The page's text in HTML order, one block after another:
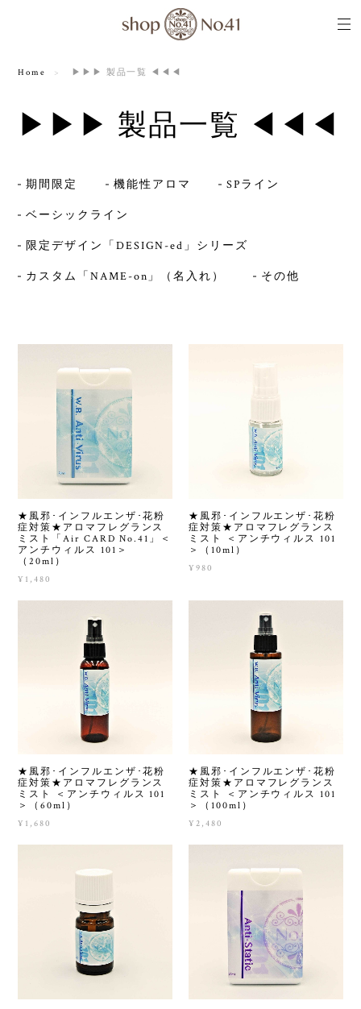
Home ▶▶▶ 製品一覧 ◀◀◀
▶▶▶ 製品一覧 ◀◀◀
期間限定 機能性アロマ SPライン
ベーシックライン
限定デザイン「DESIGN-ed」シリーズ
カスタム「NAME-on」（名入れ） その他
★風邪･インフルエンザ･花粉
症対策★アロマフレグランス
ミスト「Air CARD No.41」＜
アンチウィルス 101＞
（20ml）
¥1,480
★風邪･インフルエンザ･花粉
症対策★アロマフレグランス
ミスト ＜アンチウィルス 101
＞（10ml）
¥980
★風邪･インフルエンザ･花粉
症対策★アロマフレグランス
ミスト ＜アンチウィルス 101
＞（60ml）
¥1,680
★風邪･インフルエンザ･花粉
症対策★アロマフレグランス
ミスト ＜アンチウィルス 101
＞（100ml）
¥2,480